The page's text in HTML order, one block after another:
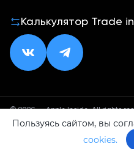
Калькулятор Trade in
© 2026 — Apple Inside. All rights
Политика конфиденциальности
Пользуясь сайтом, вы
cookies.